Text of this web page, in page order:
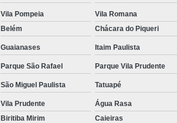
Ribbon Resina
Ribbon de Impressora
Ribbon Impressora
Ribbon Impressora
Ribbon para Impressora de
Ribbon para Impressora
Vila Pompeia Vila Romana
Belém Chácara do Piqueri
Guaianases Itaim Paulista
Parque São Rafael Parque Vila Prudente
São Miguel Paulista Tatuapé
Vila Prudente
Água Rasa
Biritiba Mirim Caieiras